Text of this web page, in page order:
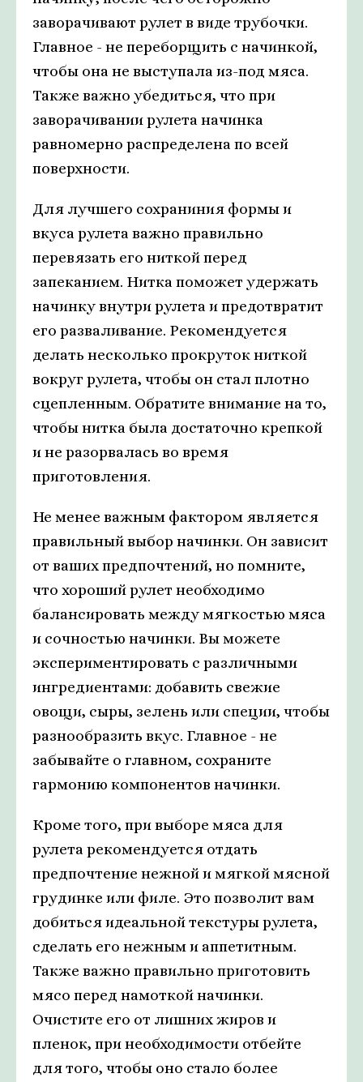
заворачивают рулет в виде трубочки.
Главное - не переборщить с начинкой,
чтобы она не выступала из-под мяса.
Также важно убедиться, что при
заворачивании рулета начинка
равномерно распределена по всей
поверхности.
Для лучшего сохраниния формы и
вкуса рулета важно правильно
перевязать его ниткой перед
запеканием. Нитка поможет удержать
начинку внутри рулета и предотвратит
его разваливание. Рекомендуется
делать несколько прокруток ниткой
вокруг рулета, чтобы он стал плотно
сцепленным. Обратите внимание на то,
чтобы нитка была достаточно крепкой
и не разорвалась во время
приготовления.
Не менее важным фактором является
правильный выбор начинки. Он зависит
от ваших предпочтений, но помните,
что хороший рулет необходимо
балансировать между мягкостью мяса
и сочностью начинки. Вы можете
экспериментировать с различными
ингредиентами: добавить свежие
овощи, сыры, зелень или специи, чтобы
разнообразить вкус. Главное - не
забывайте о главном, сохраните
гармонию компонентов начинки.
Кроме того, при выборе мяса для
рулета рекомендуется отдать
предпочтение нежной и мягкой мясной
грудинке или филе. Это позволит вам
добиться идеальной текстуры рулета,
сделать его нежным и аппетитным.
Также важно правильно приготовить
мясо перед намоткой начинки.
Очистите его от лишних жиров и
пленок, при необходимости отбейте
для того, чтобы оно стало более